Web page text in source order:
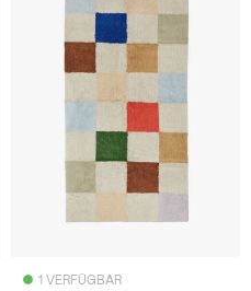
1 VERFÜGBAR